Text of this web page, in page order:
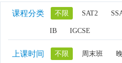
课程分类 不限 SAT2
IB IGCSE
上课时间 不限 周末班